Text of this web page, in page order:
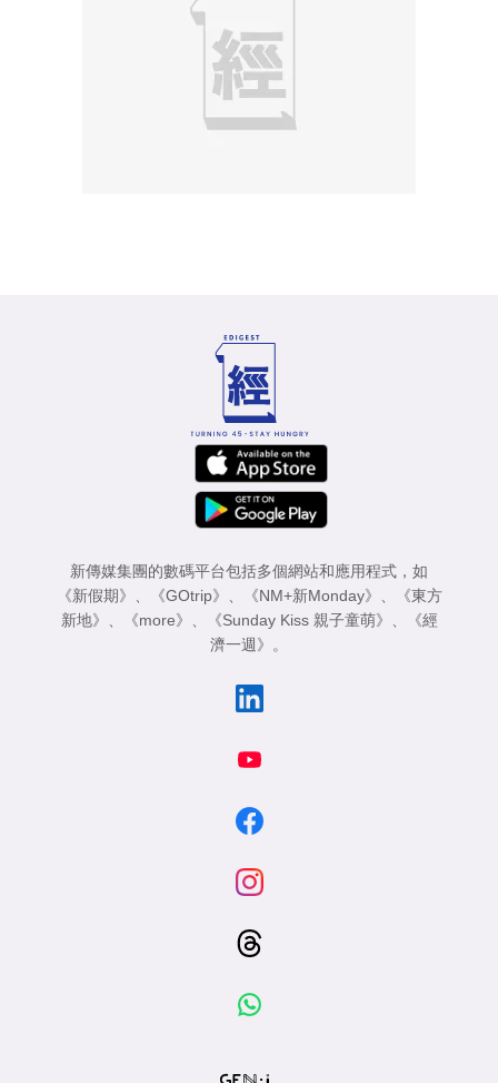
新傳媒集團的數碼平台包括多個網站和應用程式，如
《新假期》
《GOtrip》 《NM+新Monday》
《東方
新地》
《more》 《Sunday Kiss 親子童萌》
《經
濟一週》
。